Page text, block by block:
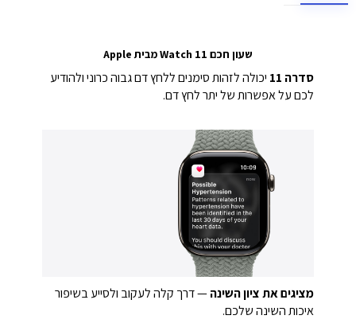
שעון חכם Watch 11 מבית Apple
סדרה 11
יכולה לזהות סימנים ללחץ דם גבוה כרוני ולהודיע
לכם על אפשרות של יתר לחץ דם.
מציגים את ציון השינה— דרך קלה לעקוב ולסייע בשיפור
איכות השינה שלכם.